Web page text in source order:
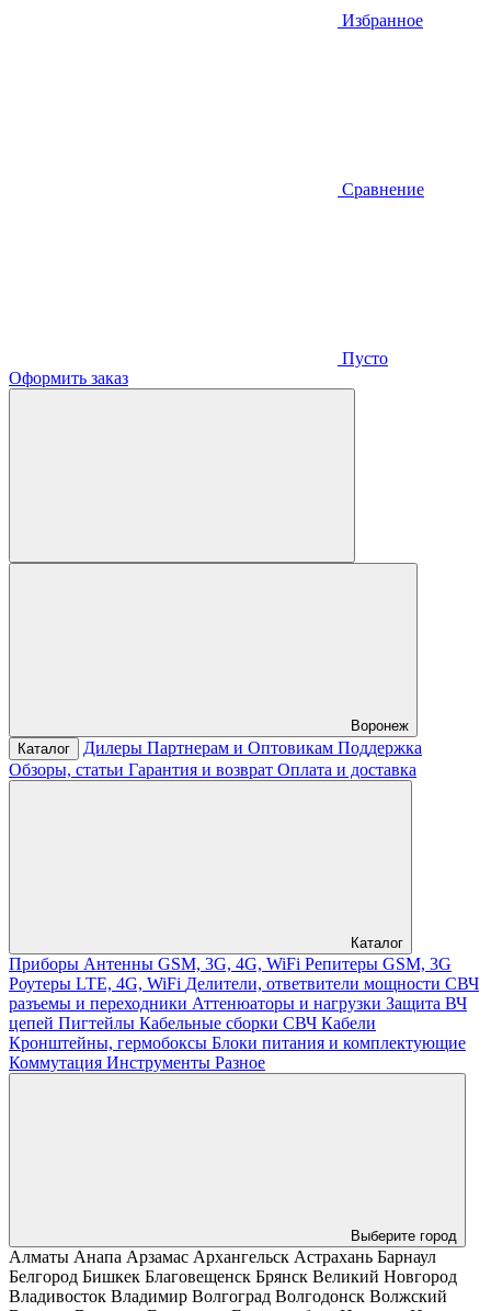
Избранное
Сравнение
Пусто
Оформить заказ
Воронеж
Каталог
Дилеры Партнерам и Оптовикам Поддержка
Обзоры, статьи Гарантия и возврат Оплата и доставка
Каталог
Приборы Антенны GSM, 3G, 4G, WiFi Репитеры GSM, 3G
Роутеры LTE, 4G, WiFi Делители, ответвители мощности СВЧ
разъемы и переходники Аттенюаторы и нагрузки Защита ВЧ
цепей Пигтейлы Кабельные сборки СВЧ Кабели
Кронштейны, гермобоксы Блоки питания и комплектующие
Коммутация Инструменты Разное
Выберите город
Алматы Анапа Арзамас Архангельск Астрахань Барнаул
Белгород Бишкек Благовещенск Брянск Великий Новгород
Владивосток Владимир Волгоград Волгодонск Волжский